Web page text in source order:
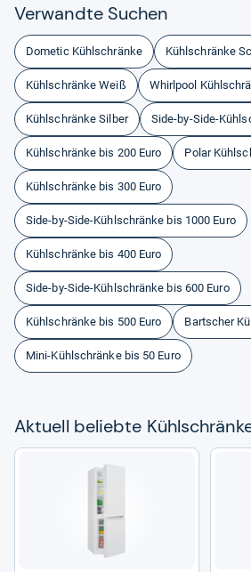
Ver­wandte Suchen
Dometic Kühlschränke Kühlschränke
Kühlschränke Weiß Whirlpool
Kühlschränke Silber Side-by-Side-
Kühlschränke bis 200 Euro Polar
Kühlschränke bis 300 Euro
Side-by-Side-Kühlschränke bis 1000 Euro
Kühlschränke bis 400 Euro
Side-by-Side-Kühlschränke bis 600 Euro
Kühlschränke bis 500 Euro Bartscher
Mini-Kühlschränke bis 50 Euro
Aktu­ell beliebte